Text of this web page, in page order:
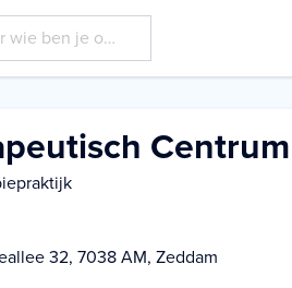
32, 7038 AM, Zeddam